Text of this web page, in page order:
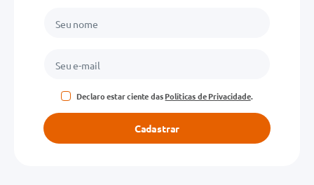
Declaro estar ciente dasPolíticas de Privacidade.
Cadastrar